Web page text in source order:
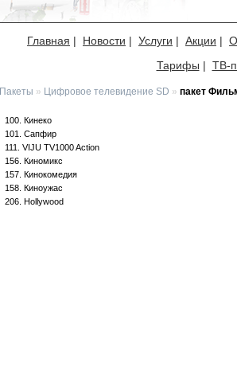
Главная | Новости | Услуги | Акции |
Тарифы | ТВ-
» Цифровое телевидение SD » пакет
100. Кинеко
101. Сапфир
111. VIJU TV1000 Action
156. Киномикс
157. Кинокомедия
158. Киноужас
206. Hollywood